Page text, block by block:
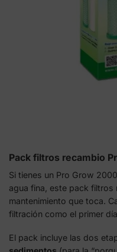
Pack filtros recambio
Si tienes un Pro Grow
agua fina, este pack
mantenimiento que toca.
filtración como el primer
El pack incluye las dos